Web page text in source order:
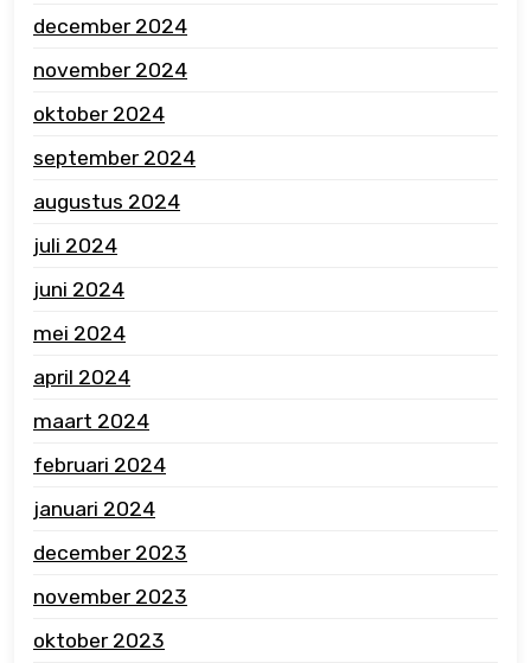
december 2024
november 2024
oktober 2024
september 2024
augustus 2024
juli 2024
juni 2024
mei 2024
april 2024
maart 2024
februari 2024
januari 2024
december 2023
november 2023
oktober 2023